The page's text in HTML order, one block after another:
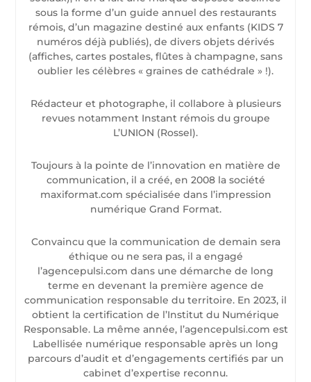
sous la forme d’un guide annuel des restaurants
rémois, d’un magazine destiné aux enfants (KIDS 7
numéros déjà publiés), de divers objets dérivés
(affiches, cartes postales, flûtes à champagne, sans
oublier les célèbres « graines de cathédrale » !).
Rédacteur et photographe, il collabore à plusieurs
revues notamment Instant rémois du groupe
L’UNION (Rossel).
Toujours à la pointe de l’innovation en matière de
communication, il a créé, en 2008 la société
maxiformat.com spécialisée dans l’impression
numérique Grand Format.
Convaincu que la communication de demain sera
éthique ou ne sera pas, il a engagé
l’agencepulsi.com dans une démarche de long
terme en devenant la première agence de
communication responsable du territoire. En 2023, il
obtient la certification de l’Institut du Numérique
Responsable. La même année, l’agencepulsi.com est
Labellisée numérique responsable après un long
parcours d’audit et d’engagements certifiés par un
cabinet d’expertise reconnu.